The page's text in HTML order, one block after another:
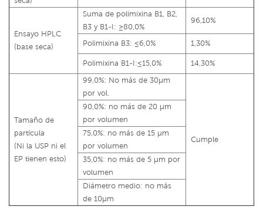
Ensayo HPLC
(base seca)
Suma de polimixina B1, B2,
B3 y B1-I: ≥80,0%
96,10%
Polimixina B3: ≤6,0% 1,30%
Polimixina B1-I:≤15,0% 14,30%
Tamaño de
partícula
(Ni la USP ni el
EP tienen esto)
99,0%: No más de 30μm
por vol.
Cumple
90,0%: no más de 20 μm
por volumen
75,0%: no más de 15 μm
por volumen
35,0%: no más de 5 μm por
volumen
Diámetro medio: no más
de 10μm